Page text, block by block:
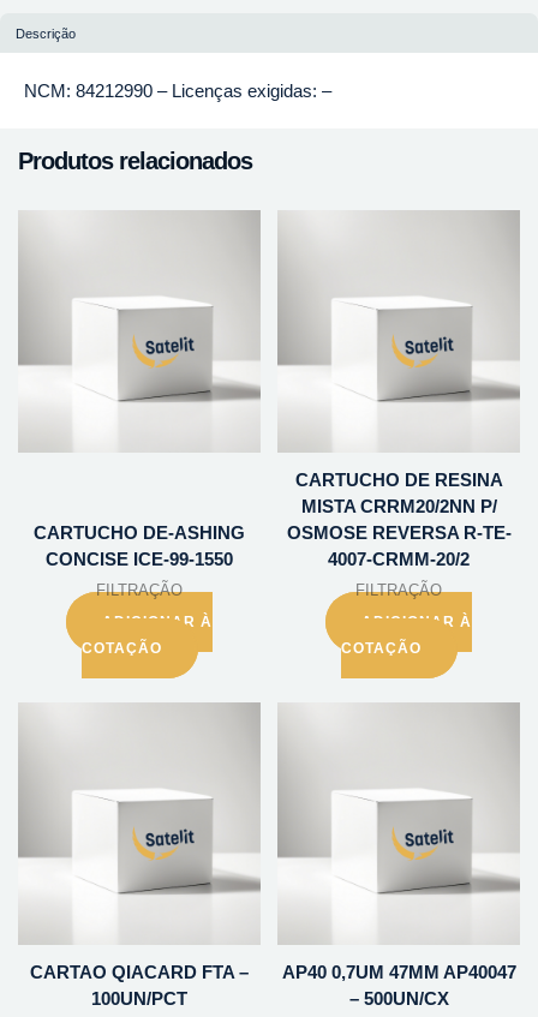
Descrição
NCM: 84212990 – Licenças exigidas: –
Produtos relacionados
CARTUCHO DE-ASHING
CONCISE ICE-99-1550
FILTRAÇÃO
ADICIONAR À
COTAÇÃO
CARTUCHO DE RESINA
MISTA CRRM20/2NN P/
OSMOSE REVERSA R-TE-
4007-CRMM-20/2
FILTRAÇÃO
ADICIONAR À
COTAÇÃO
CARTAO QIACARD FTA –
100UN/PCT
AP40 0,7UM 47MM AP40047
– 500UN/CX